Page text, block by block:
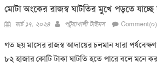
মোটা অংকের রাজস্ব ঘাটতির মুখে পড়তে
Posted
মার্চ ১৭, ২০২৪ Author
পটুয়াখালী টাইমস Comment(০)
গত ছয় মাসের রাজস্ব আদায়ের চলমান ধারা
৮২ হাজার কোটি টাকা ঘাটতি হতে পারে বলে মনে